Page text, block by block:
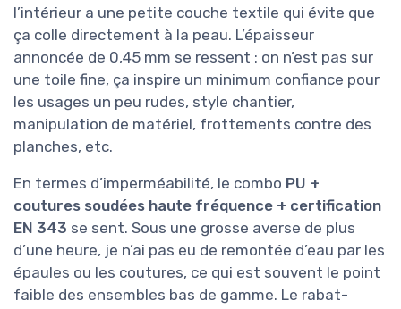
l’intérieur a une petite couche textile qui évite que
ça colle directement à la peau. L’épaisseur
annoncée de 0,45 mm se ressent : on n’est pas sur
une toile fine, ça inspire un minimum confiance pour
les usages un peu rudes, style chantier,
manipulation de matériel, frottements contre des
planches, etc.
En termes d’imperméabilité, le combo PU +
coutures soudées haute fréquence + certification
EN 343 se sent. Sous une grosse averse de plus
d’une heure, je n’ai pas eu de remontée d’eau par les
épaules ou les coutures, ce qui est souvent le point
faible des ensembles bas de gamme. Le rabat-